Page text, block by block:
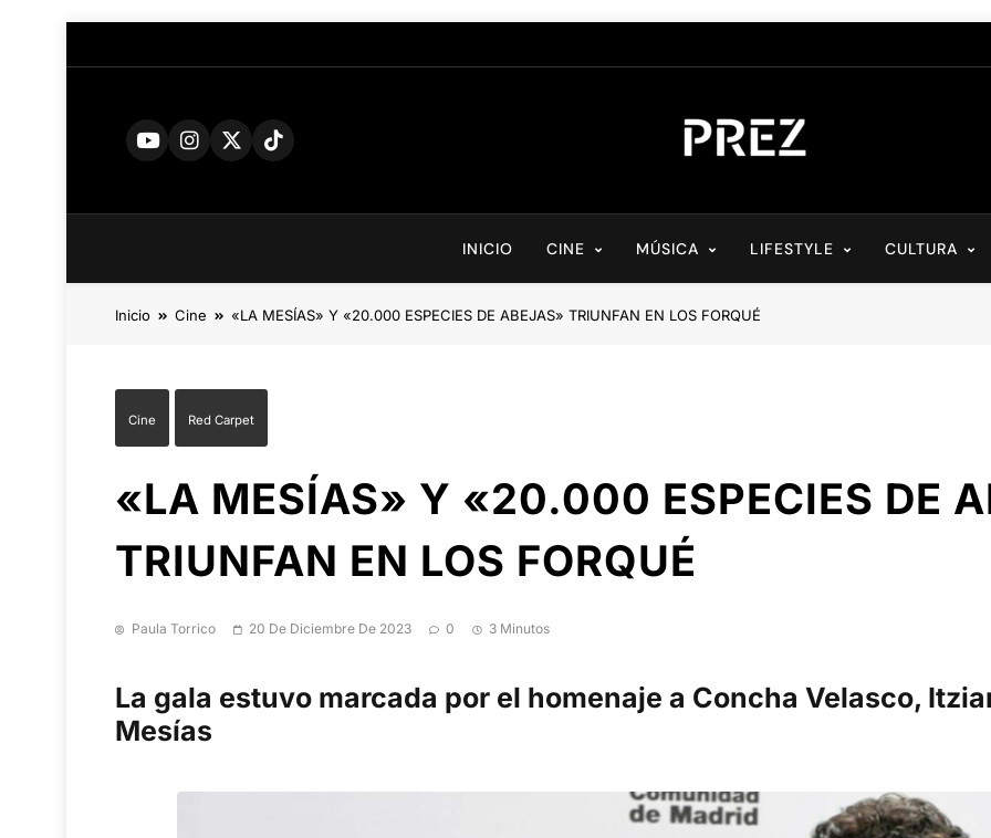
al
PREZ MAGAZINE
INICIO CINE MÚSICA LIFESTYLE CULTURA
Inicio Cine «LA MESÍAS» Y «20.000 ESPECIES DE ABEJAS» TRIUNFAN EN LOS FORQUÉ
Cine Red Carpet
«LA MESÍAS» Y «20.000 ESPECIES DE
TRIUNFAN EN LOS FORQUÉ
Paula Torrico 20 De Diciembre De 2023 0 3 Minutos
La gala estuvo marcada por el homenaje a Concha Velasco,
Mesías